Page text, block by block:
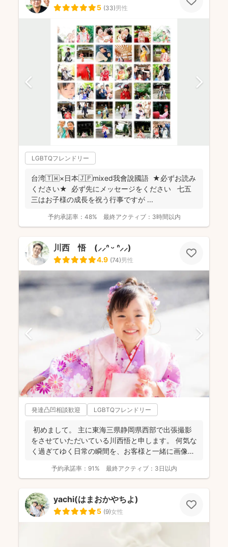
5 (33)男性
LGBTQフレンドリー
台湾🇹🇼×日本🇯🇵mixed我會說國語 ★必ずお読み
ください★ 必ず先にメッセージをください 七五
三はお子様の成長を祝う行事ですが ...
予約承諾率： 48% 最終アクティブ： 3時間以内
川西 悟 (⸝⸝ᐢ ᵕ ᐢ⸝⸝)
4.9 (74)男性
発達凸凹相談歓迎 LGBTQフレンドリー
初めまして。 主に東海三県静岡県西部で出張撮影
をさせていただいている川西悟と申します。 何気な
く過ぎてゆく日常の瞬間を、お客様と一緒に画像と
予約承諾率： 91% 最終アクティブ： 3日以内
yachi(はまおかやちよ)
5 (9)女性